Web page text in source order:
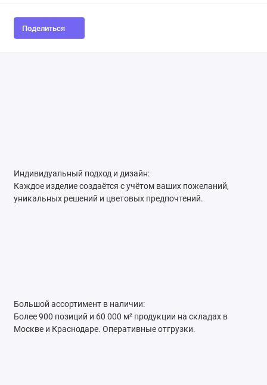
Поделиться
Индивидуальный подход и дизайн:
Каждое изделие создаётся с учётом ваших пожеланий,
уникальных решений и цветовых предпочтений.
Большой ассортимент в наличии:
Более 900 позиций и 60 000 м² продукции на складах в
Москве и Краснодаре. Оперативные отгрузки.